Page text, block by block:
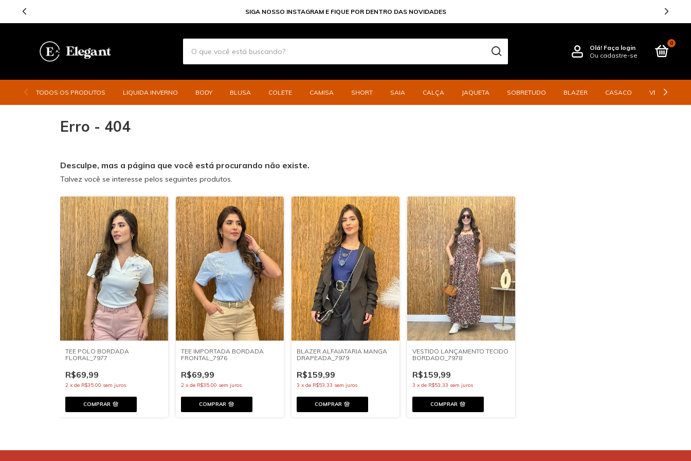
SIGA NOSSO INSTAGRAM E FIQUE POR DENTRO DAS NOVIDADES
Olá! Faça login
Ou cadastre-se
0
TODOS OS PRODUTOS LIQUIDA INVERNO BODY BLUSA COLETE CAMISA SHORT SAIA CALÇA JAQUETA SOBRETUDO BLAZER CASACO VESTIDO
Erro - 404
Desculpe, mas a página que você está procurando não existe.
Talvez você se interesse pelos seguintes produtos.
TEE POLO BORDADA
FLORAL_7977
R$69,99
2 x de R$35,00 sem juros
COMPRAR
TEE IMPORTADA BORDADA
FRONTAL_7976
R$69,99
2 x de R$35,00 sem juros
COMPRAR
BLAZER ALFAIATARIA MANGA
DRAPEADA_7979
R$159,99
3 x de R$53,33 sem juros
COMPRAR
VESTIDO LANÇAMENTO TECIDO
BORDADO_7978
R$159,99
3 x de R$53,33 sem juros
COMPRAR